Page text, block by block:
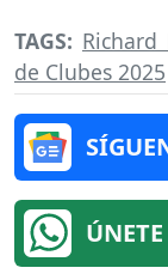
TAGS: Richard
de Clubes 2025